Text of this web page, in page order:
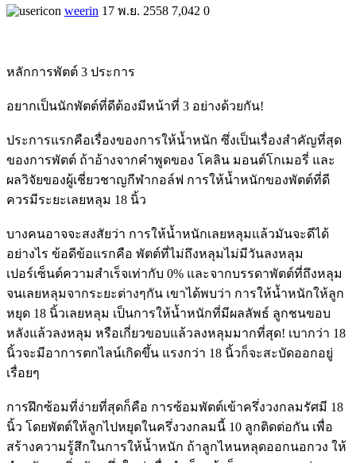
weerin 17 พ.ย. 2558 7,042 0
หลักการพัตต์ 3 ประการ
อยากเป็นนักพัตต์ที่ดีต้องมีหน้าที่ 3 อย่างด้วยกัน!
ประการแรกคือเรื่องของการให้น้ำหนัก ซึ่งเป็นเรื่องสำคัญที่สุด
ของการพัตต์ ถ้าอ้างจากคำพูดของ โคลิน มอนต์โกเมอรี่ และ
ผลวิจัยของผู้เชี่ยวชาญกีฬากอล์ฟ การให้น้ำหนักของพัตต์ที่ดี
ควรมีระยะเลยหลุม 18 นิ้ว
บางคนอาจจะสงสัยว่า การให้น้ำหนักเลยหลุมแล้วมันจะดีได้
อย่างไร ข้อดีข้อแรกคือ พัตต์ที่ไม่ถึงหลุมไม่มีวันลงหลุม
เปอร์เซ็นต์ความสำเร็จเท่ากับ 0% และจากบรรดาพัตต์ที่ถึงหลุม
จนเลยหลุมจากระยะต่างๆกัน เขาได้พบว่า การให้น้ำหนักให้ลูก
หยุด 18 นิ้วเลยหลุม เป็นการให้น้ำหนักที่มีผลลัพธ์ ลูกชนขอบ
หลังแล้วลงหลุม หรือเกี่ยวขอบแล้วลงหลุมมากที่สุด! เบากว่า 18
นิ้วจะมีอาการตกไลน์เกิดขึ้น แรงกว่า 18 นิ้วก็จะสะบัดออกอยู่
เรื่อยๆ
การฝึกซ้อมที่ง่ายที่สุดก็คือ การซ้อมพัตต์เข้าครึ่งวงกลมรัศมี 18
นิ้ว โดยพัตต์ให้ลูกไปหยุดในครึ่งวงกลมนี้ 10 ลูกติดต่อกัน เพื่อ
สร้างความรู้สึกในการให้น้ำหนัก ถ้าลูกไหนหลุดออกนอกวง ให้